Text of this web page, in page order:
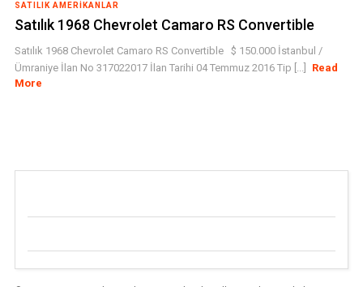
SATILIK AMERIKANLAR
Satılık 1968 Chevrolet Camaro RS Convertible
Satılık 1968 Chevrolet Camaro RS Convertible $ 150.000 İstanbul /
Ümraniye İlan No 317022017 İlan Tarihi 04 Temmuz 2016 Tip [...]
Read
More